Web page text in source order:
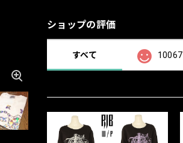
ショップの評価
すべて 10067